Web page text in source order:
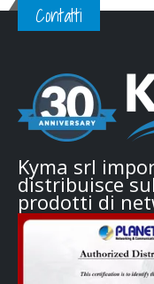
Contatti
Kyma srl
distribuisce
prodotti di